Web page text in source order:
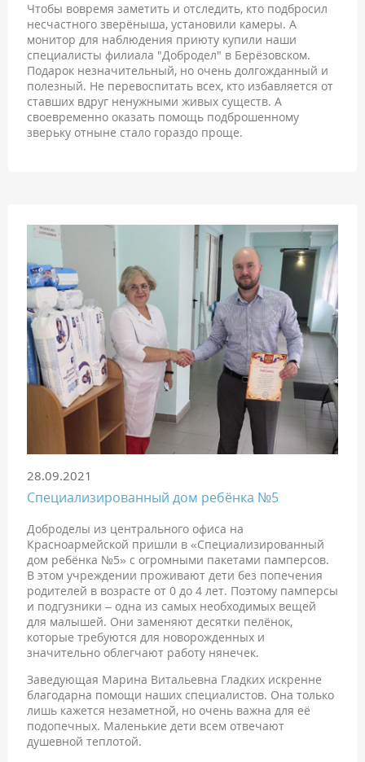
Чтобы вовремя заметить и отследить, кто подбросил
несчастного зверёныша, установили камеры. А
монитор для наблюдения приюту купили наши
специалисты филиала "Добродел" в Берёзовском.
Подарок незначительный, но очень долгожданный и
полезный. Не перевоспитать всех, кто избавляется от
ставших вдруг ненужными живых существ. А
своевременно оказать помощь подброшенному
зверьку отныне стало гораздо проще.
28.09.2021
Специализированный дом ребёнка №5
Доброделы из центрального офиса на
Красноармейской пришли в «Специализированный
дом ребёнка №5» с огромными пакетами памперсов.
В этом учреждении проживают дети без попечения
родителей в возрасте от 0 до 4 лет. Поэтому памперсы
и подгузники – одна из самых необходимых вещей
для малышей. Они заменяют десятки пелёнок,
которые требуются для новорожденных и
значительно облегчают работу нянечек.
Заведующая Марина Витальевна Гладких искренне
благодарна помощи наших специалистов. Она только
лишь кажется незаметной, но очень важна для её
подопечных. Маленькие дети всем отвечают
душевной теплотой.